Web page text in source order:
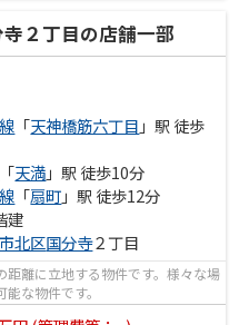
２丁目の店舗一部
「天神橋筋六丁目 」駅 徒歩
「天満」駅 徒歩10分
「扇町」駅 徒歩12分
建
北区国分寺２丁目
離に立地する物件です。様々な場
な物件です。